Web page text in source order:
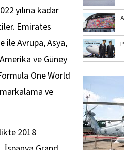
yılına kadar
Emirates
ile Avrupa, Asya,
ve Güney
One World
ve
2018
SİNGAPUR